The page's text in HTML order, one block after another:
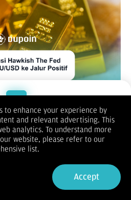
bersama dengan risiko geopolitik
investor terhadap aset-aset
dari nada yang lebih lemah di
terus bertindak sebagai
data inflasi AS minggu ini
arah yang agresif. Meskipun
yang mendukung dan
to Dupoin.
a Trusted Broker
Sign in
to enhance your experience by
and relevant advertising. This
analytics. To understand more
website, please refer to our
list.
Accept